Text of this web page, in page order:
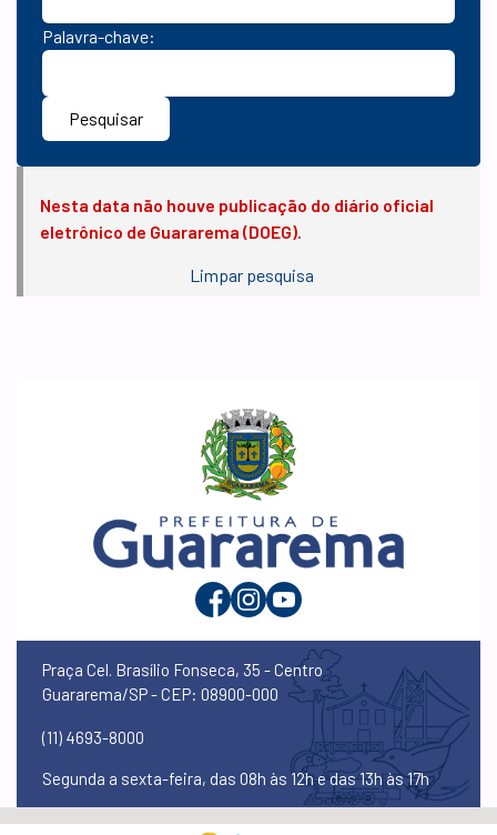
Palavra-chave:
Pesquisar
Nesta data não houve publicação do diário oficial
eletrônico de Guararema (DOEG).
Limpar pesquisa
Praça Cel. Brasílio Fonseca, 35 - Centro
Guararema/SP - CEP: 08900-000
(11) 4693-8000
Segunda a sexta-feira, das 08h às 12h e das 13h às 17h